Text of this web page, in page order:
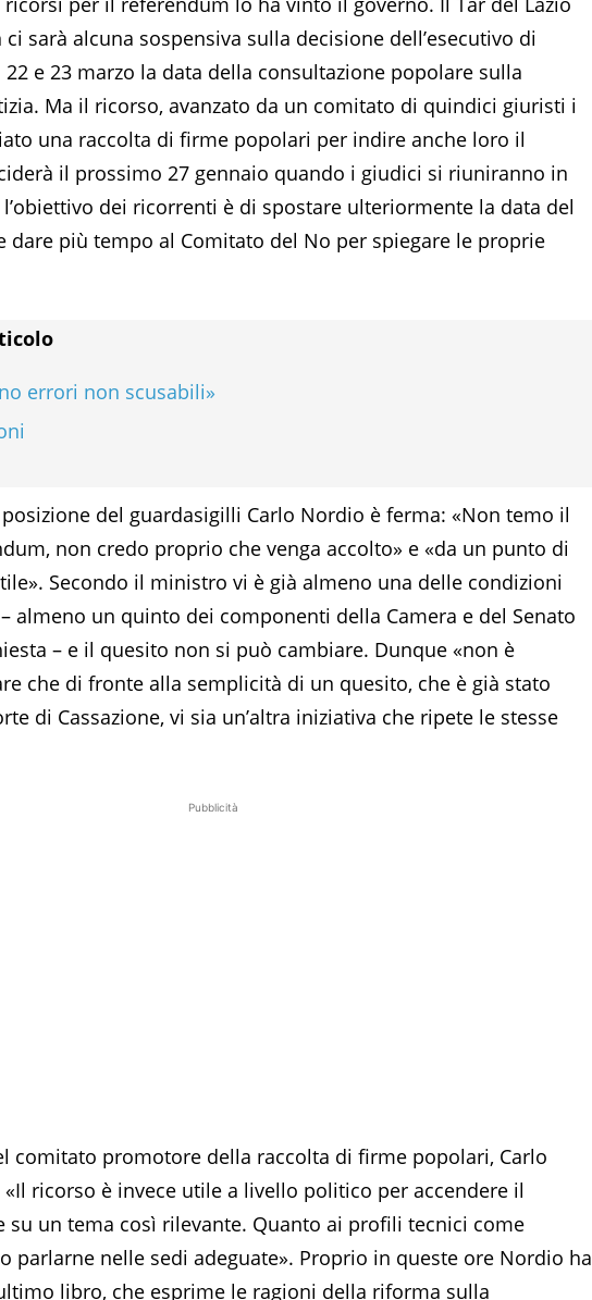
sarà alcuna sospensiva sulla decisione dell’esecutivo di
e 23 marzo la data della consultazione popolare sulla
Ma il ricorso, avanzato da un comitato di quindici giuristi i
una raccolta di firme popolari per indire anche loro il
il prossimo 27 gennaio quando i giudici si riuniranno in
dei ricorrenti è di spostare ulteriormente la data del
dare più tempo al Comitato del No per spiegare le proprie
errori non scusabili»
del guardasigilli Carlo Nordio è ferma: «Non temo il
non credo proprio che venga accolto» e «da un punto di
Secondo il ministro vi è già almeno una delle condizioni
almeno un quinto dei componenti della Camera e del Senato
– e il quesito non si può cambiare. Dunque «non è
che di fronte alla semplicità di un quesito, che è già stato
di Cassazione, vi sia un’altra iniziativa che ripete le stesse
Pubblicità
comitato promotore della raccolta di firme popolari, Carlo
ricorso è invece utile a livello politico per accendere il
su un tema così rilevante. Quanto ai profili tecnici come
parlarne nelle sedi adeguate». Proprio in queste ore Nordio ha
libro, che esprime le ragioni della riforma sulla